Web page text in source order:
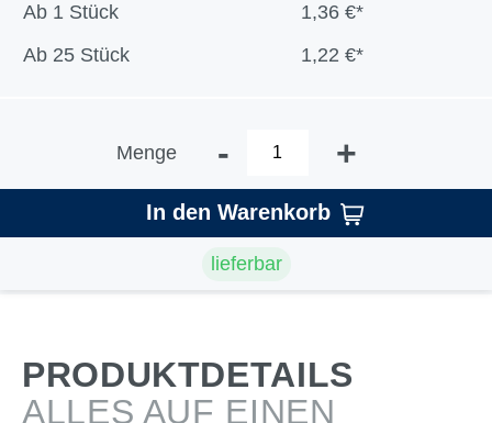
Ab 1 Stück
1,36 €*
Ab 25 Stück 1,22 €*
Menge - +
In den Warenkorb
lieferbar
PRODUKTDETAILS
ALLES AUF EINEN